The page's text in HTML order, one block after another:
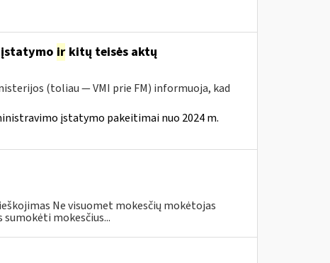
irkitų teisės aktų
(toliau — VMI prie FM) informuoja, kad
įstatymo pakeitimai nuo 2024 m.
Ne visuomet mokesčių mokėtojas
mokesčius...